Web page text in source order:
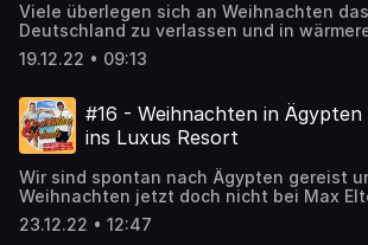
Viele überlegen sich an Weihnachten
Deutschland zu verlassen und in
fahren. In dieser Folge besprechen wir die
Nachteile eines solchen Reise.
on Acast. See acast.com/privacy for
19.12.22 • 09:13
#16 - Weihnachten in
ins Luxus Resort
Wir sind spontan nach Ägypten gereist
Weihnachten jetzt doch nicht bei Max
einem Luxus Resort am Roten Meer.
Kredit aufgenommen.
23.12.22 • 12:47